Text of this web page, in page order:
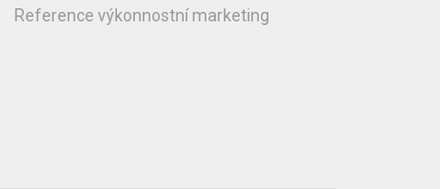
Reference výkonnostní marketing